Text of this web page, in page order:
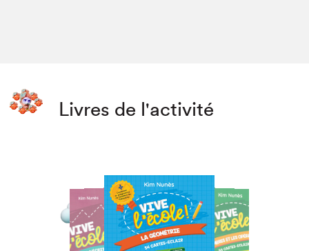
Livres de l'activité